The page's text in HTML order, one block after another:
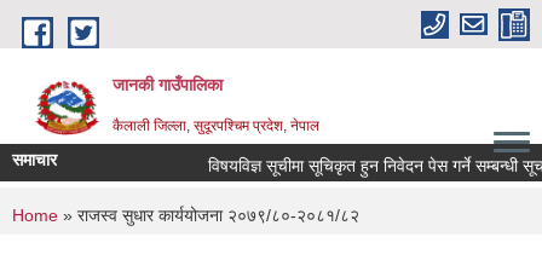
Skip to main content
जानकी गाउँपालिका
कैलाली जिल्ला, सुदूरपश्चिम प्रदेश, नेपाल
समाचार विषयविज्ञ सूचीमा सूचिकृत हुन निवेदन पेस गर्ने सम्बन्धी सूचना
You are here
Home » राजस्व सुधार कार्ययोजना २०७९/८०-२०८१/८२